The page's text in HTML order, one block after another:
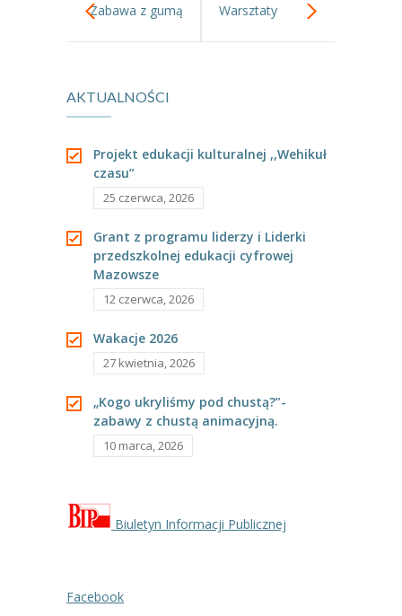
Zabawa z gumą
piosenki Don’t
Warsztaty
AKTUALNOŚCI
Projekt edukacji kulturalnej ,,Wehikuł
czasu”
25 czerwca, 2026
Grant z programu liderzy i Liderki
przedszkolnej edukacji cyfrowej
Mazowsze
12 czerwca, 2026
Wakacje 2026
27 kwietnia, 2026
„Kogo ukryliśmy pod chustą?”-
zabawy z chustą animacyjną.
10 marca, 2026
Biuletyn Informacji Publicznej
Facebook